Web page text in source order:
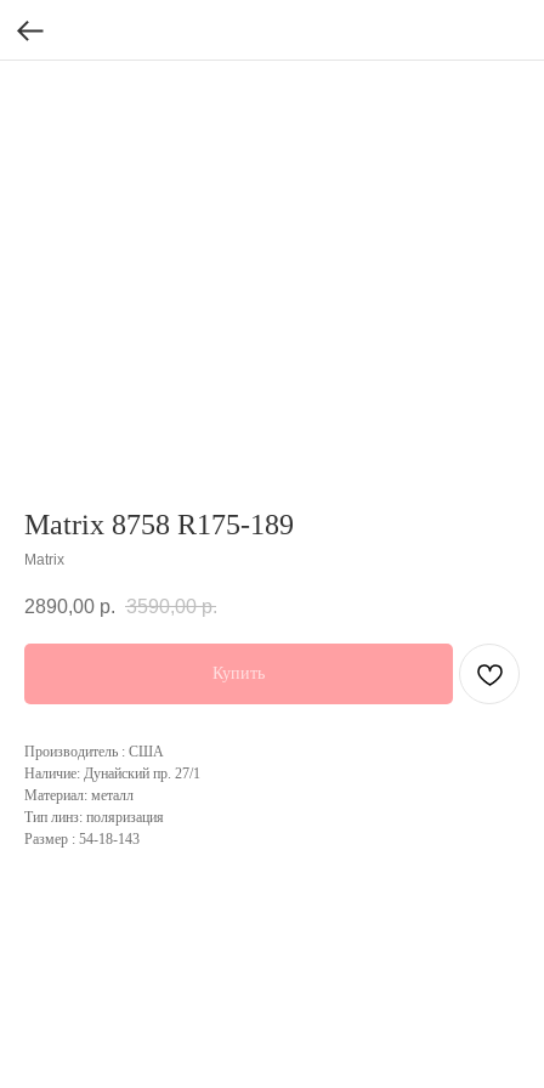
Matrix 8758 R175-189
Matrix
2890,00 р. 3590,00 р.
Купить
Производитель : США
Наличие: Дунайский пр. 27/1
Материал: металл
Тип линз: поляризация
Размер : 54-18-143